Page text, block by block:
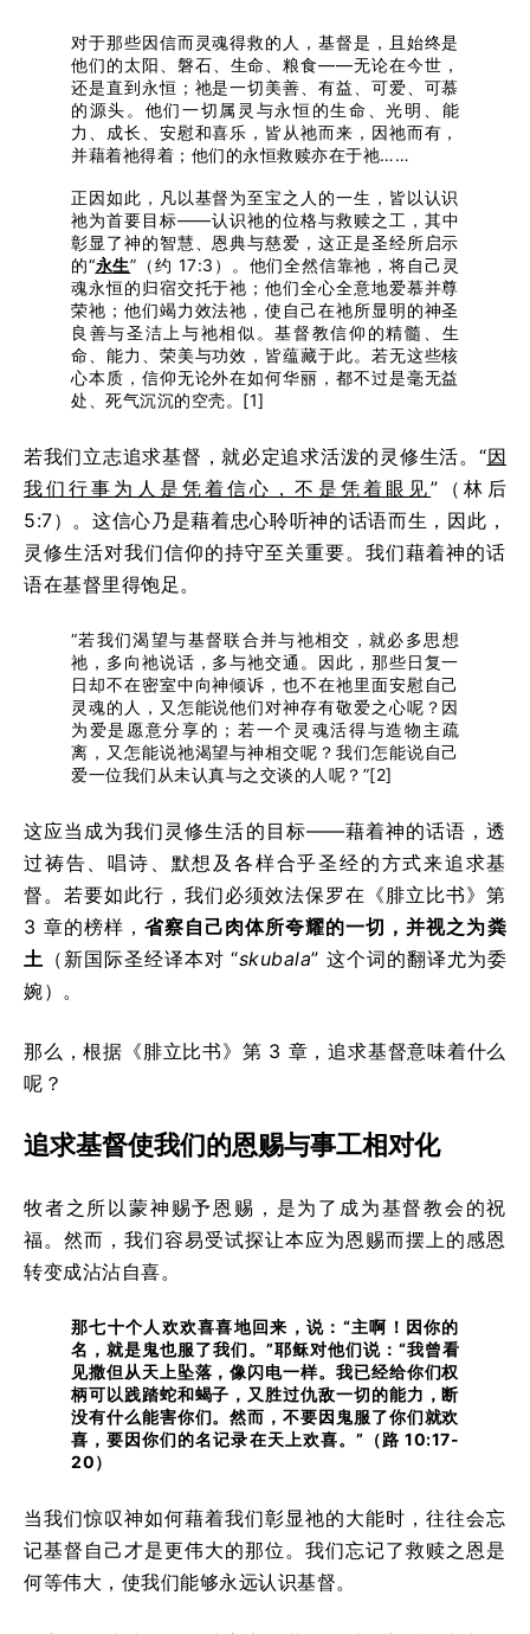
对于那些因信而灵魂得救的人，基督是，且始终是
他们的太阳、磐石、生命、粮食——无论在今世，
还是直到永恒；祂是一切美善、有益、可爱、可慕
的源头。他们一切属灵与永恒的生命、光明、能
力、成长、安慰和喜乐，皆从祂而来，因祂而有，
并藉着祂得着；他们的永恒救赎亦在于祂……
正因如此，凡以基督为至宝之人的一生，皆以认识
祂为首要目标——认识祂的位格与救赎之工，其中
彰显了神的智慧、恩典与慈爱，这正是圣经所启示
的“永生”（约 17:3）。他们全然信靠祂，将自己灵
魂永恒的归宿交托于祂；他们全心全意地爱慕并尊
荣祂；他们竭力效法祂，使自己在祂所显明的神圣
良善与圣洁上与祂相似。基督教信仰的精髓、生
命、能力、荣美与功效，皆蕴藏于此。若无这些核
心本质，信仰无论外在如何华丽，都不过是毫无益
处、死气沉沉的空壳。[1]
若我们立志追求基督，就必定追求活泼的灵修生活。“因
我们行事为人是凭着信心，不是凭着眼见”（林后
5:7）。这信心乃是藉着忠心聆听神的话语而生，因此，
灵修生活对我们信仰的持守至关重要。我们藉着神的话
语在基督里得饱足。
“若我们渴望与基督联合并与祂相交，就必多思想
祂，多向祂说话，多与祂交通。因此，那些日复一
日却不在密室中向神倾诉，也不在祂里面安慰自己
灵魂的人，又怎能说他们对神存有敬爱之心呢？因
为爱是愿意分享的；若一个灵魂活得与造物主疏
离，又怎能说祂渴望与神相交呢？我们怎能说自己
爱一位我们从未认真与之交谈的人呢？”[2]
这应当成为我们灵修生活的目标——藉着神的话语，透
过祷告、唱诗、默想及各样合乎圣经的方式来追求基
督。若要如此行，我们必须效法保罗在《腓立比书》第
3 章的榜样， 省察自己肉体所夸耀的一切，并视之为粪
土 （新国际圣经译本对 “skubala” 这个词的翻译尤为委
婉）。
那么，根据《腓立比书》第 3 章，追求基督意味着什么
呢？
追求基督使我们的恩赐与事工相对化
牧者之所以蒙神赐予恩赐，是为了成为基督教会的祝
福。然而，我们容易受试探让本应为恩赐而摆上的感恩
转变成沾沾自喜。
那七十个人欢欢喜喜地回来，说：“主啊！因你的
名，就是鬼也服了我们。”耶稣对他们说：“我曾看
见撒但从天上坠落，像闪电一样。我已经给你们权
柄可以践踏蛇和蝎子，又胜过仇敌一切的能力，断
没有什么能害你们。然而，不要因鬼服了你们就欢
喜，要因你们的名记录在天上欢喜。”（路 10:17-
20）
当我们惊叹神如何藉着我们彰显祂的大能时，往往会忘
记基督自己才是更伟大的那位。我们忘记了救赎之恩是
何等伟大，使我们能够永远认识基督。